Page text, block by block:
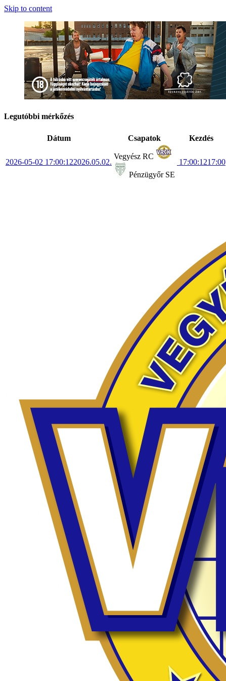
Skip to content
Legutóbbi mérkőzés
Dátum Csapatok Kezdés
2026-05-02 17:00:122026.05.02.
Vegyész RC
Pénzügyőr SE
17:00:1217:00